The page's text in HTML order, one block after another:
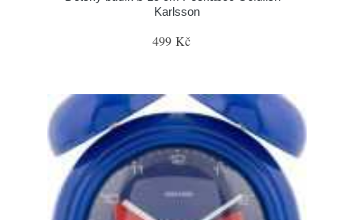
Karlsson
499 Kč